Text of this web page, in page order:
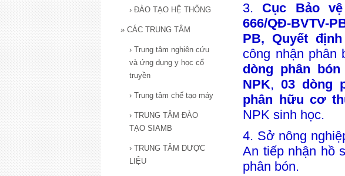
3. Cục Bảo
666/QĐ-BVTV-
PB, Quyết định
công nhận phân
dòng phân
NPK,03 dòng
phân hữu cơ
NPK sinh học.
4. Sở nông
An tiếp nhận hồ
phân bón.
› ĐÀO TẠO HỆ THỐNG
» CÁC TRUNG TÂM
› Trung tâm nghiên cứu
và ứng dụng y học cổ
truyền
› Trung tâm chế tạo máy
› TRUNG TÂM ĐÀO
TẠO SIAMB
› TRUNG TÂM DƯỢC
LIỆU